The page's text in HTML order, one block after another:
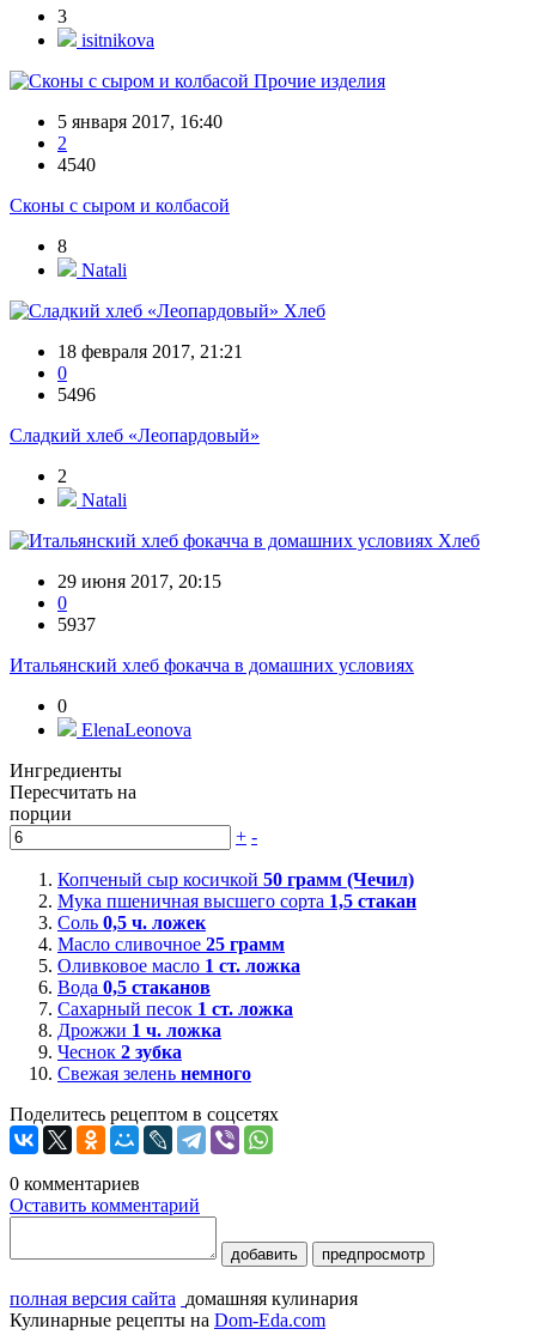
3
isitnikova
Прочие изделия
5 января 2017, 16:40
2
4540
Сконы с сыром и колбасой
8
Natali
Хлеб
18 февраля 2017, 21:21
0
5496
Сладкий хлеб «Леопардовый»
2
Natali
Хлеб
29 июня 2017, 20:15
0
5937
Итальянский хлеб фокачча в домашних условиях
0
ElenaLeonova
Ингредиенты
Пересчитать на
порции
+ -
Копченый сыр косичкой 50 грамм (Чечил)
Мука пшеничная высшего сорта 1,5 стакан
Соль 0,5 ч. ложек
Масло сливочное 25 грамм
Оливковое масло 1 ст. ложка
Вода 0,5 стаканов
Сахарный песок 1 ст. ложка
Дрожжи 1 ч. ложка
Чеснок 2 зубка
Свежая зелень немного
Поделитесь рецептом в соцсетях
0 комментариев
Оставить комментарий
добавить предпросмотр
полная версия сайта домашняя кулинария
Кулинарные рецепты на Dom-Eda.com